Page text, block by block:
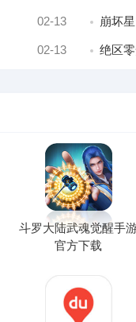
02-13 崩坏
02-13 绝区
斗罗大陆武魂觉醒手
官方下载